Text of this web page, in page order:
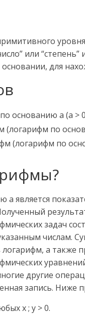
или
для
основанию a (a >
(логарифм по
(логарифм по
является
задач
числам.
а также
другие
запись.
x ; y > 0.